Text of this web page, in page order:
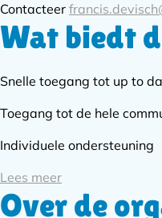
Contacteer
Wat biedt
Snelle toegang tot up to
Toegang tot de hele
Individuele ondersteuning
Lees meer
Over de